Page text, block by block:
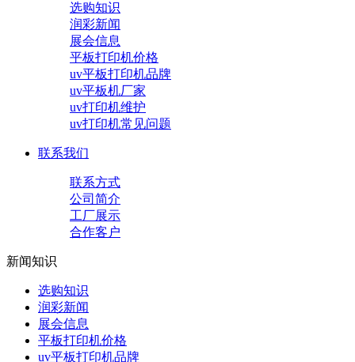
选购知识
润彩新闻
展会信息
平板打印机价格
uv平板打印机品牌
uv平板机厂家
uv打印机维护
uv打印机常见问题
联系我们
联系方式
公司简介
工厂展示
合作客户
新闻知识
选购知识
润彩新闻
展会信息
平板打印机价格
uv平板打印机品牌